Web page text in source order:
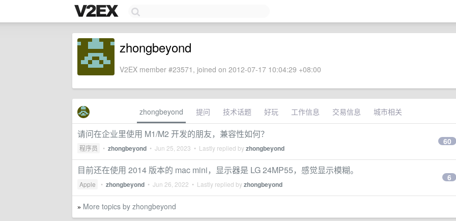
zhongbeyond
V2EX member #23571, joined on 2012-07-17 10:04:29 +08:00
zhongbeyond 提问 技术话题 好玩 工作信息 交易信息 城市相关
请问在企业里使用 M1/M2 开发的朋友，兼容性如何？
程序员 • zhongbeyond • Jun 25, 2023 • Lastly replied byzhongbeyond
60
目前还在使用 2014 版本的 mac mini，显示器是 LG 24MP55，感觉显示模糊。
Apple • zhongbeyond • Jun 26, 2022 • Lastly replied byzhongbeyond
6
» More topics by zhongbeyond